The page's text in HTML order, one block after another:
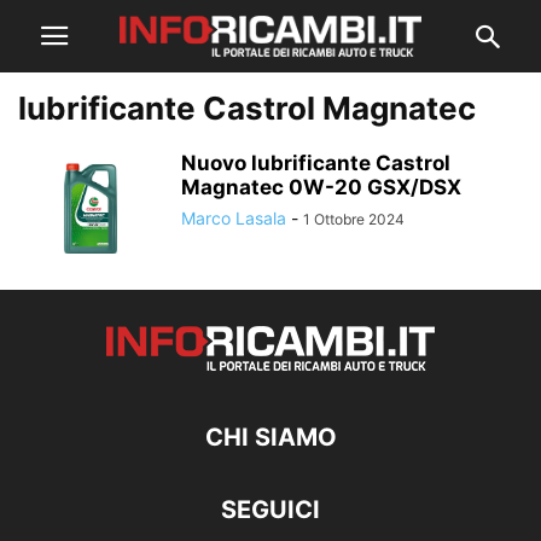
lubrificante Castrol Magnatec
Nuovo lubrificante Castrol
Magnatec 0W-20 GSX/DSX
Marco Lasala - 1 Ottobre 2024
CHI SIAMO
SEGUICI